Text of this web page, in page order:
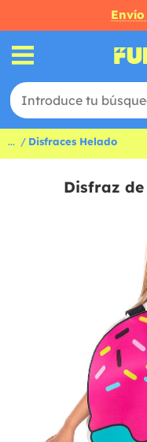
Envío
... Disfraces Helado
Disfraz